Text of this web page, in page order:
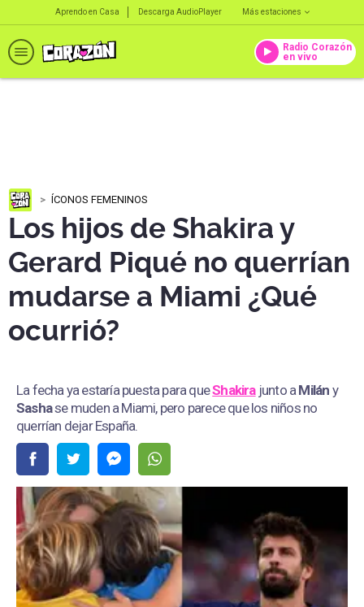
Aprendo en Casa Descarga AudioPlayer Más estaciones
Radio Corazón
en vivo
ÍCONOS FEMENINOS
Los hijos de Shakira y
Gerard Piqué no querrían
mudarse a Miami ¿Qué
ocurrió?
La fecha ya estaría puesta para queShakirajunto a Milán y
Sashase muden a Miami, pero parece que los niños no
querrían dejar España.